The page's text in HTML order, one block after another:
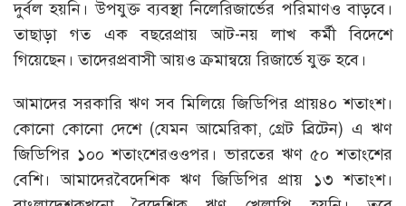
দুর্বল হয়নি। উপযুক্ত ব্যবস্থা নিলেরিজার্ভের পরিমাণও বাড়বে।
তাছাড়া গত এক বছরেপ্রায় আট-নয় লাখ কর্মী বিদেশে
গিয়েছেন। তাদেরপ্রবাসী আয়ও ক্রমান্বয়ে রিজার্ভে যুক্ত হবে।
আমাদের সরকারি ঋণ সব মিলিয়ে জিডিপির প্রায়৪০ শতাংশ।
কোনো কোনো দেশে (যেমন আমেরিকা, গ্রেট ব্রিটেন) এ ঋণ
জিডিপির ১০০ শতাংশেরওওপর। ভারতের ঋণ ৫০ শতাংশের
বেশি। আমাদেরবৈদেশিক ঋণ জিডিপির প্রায় ১৩ শতাংশ।